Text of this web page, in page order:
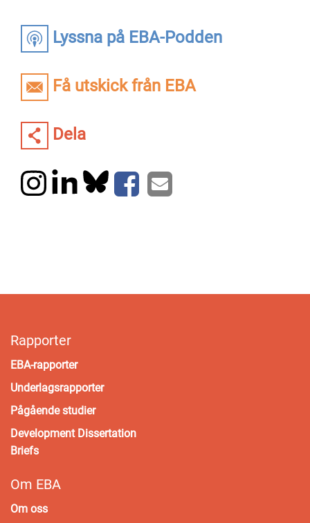
Lyssna på EBA-Podden
Få utskick från EBA
Dela
Rapporter
EBA-rapporter
Underlagsrapporter
Pågående studier
Development Dissertation
Briefs
Om EBA
Om oss